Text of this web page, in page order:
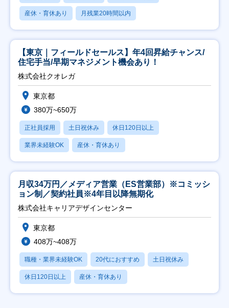
産休・育休あり 月残業20時間以内
【東京｜フィールドセールス】年4回昇給チャンス/
住宅手当/早期マネジメント機会あり！
株式会社クオレガ
東京都
380万~650万
正社員採用 土日祝休み 休日120日以上
業界未経験OK 産休・育休あり
月収34万円／メディア営業（ES営業部）※コミッシ
ョン制／契約社員※4年目以降無期化
株式会社キャリアデザインセンター
東京都
408万~408万
職種・業界未経験OK 20代におすすめ 土日祝休み
休日120日以上 産休・育休あり